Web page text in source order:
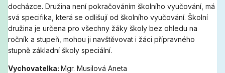
docházce. Družina není pokračováním školního vyučování, má
svá specifika, která se odlišují od školního vyučování. Školní
družina je určena pro všechny žáky školy bez ohledu na
ročník a stupeň, mohou ji navštěvovat i žáci přípravného
stupně základní školy speciální.
Vychovatelka: Mgr. Musilová Aneta